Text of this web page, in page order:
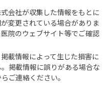
会社が収集した情報をもとに
変更されている場合がありま
院のウェブサイト等でご確認
載情報によって生じた損害に
掲載情報に誤りがある場合な
ご連絡ください。